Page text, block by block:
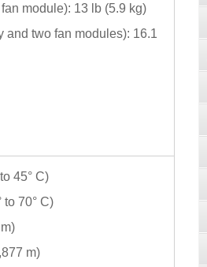
module): 13 lb (5.9 kg)
and two fan modules): 16.1
45° C)
to 70° C)
m)